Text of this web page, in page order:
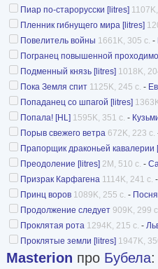
Пиар по-старорусски [litres]
Пленник гибнущего мира [litres]
Повелитель войны 1661K, 305 с. -
Погранец повышенной
Подменный князь [litres] 1018K,
Пока Земля спит 1125K, 245 с. -
Попаданец со шпагой [litres]
Попала! [HL] 1595K, 351 с. -
Порыв свежего ветра 672K, 223 с.
Прапорщик драконьей кавалерии
Преодоление [litres] 2M, 510 с. -
Призрак Карфагена 1114K, 241 с. -
Принц воров 1089K, 255 с. -
Продолжение следует 909K, 299
Проклятая рота 1294K, 215 с. -
Проклятые земли [litres] 1947K,
Masterion про Бубела: